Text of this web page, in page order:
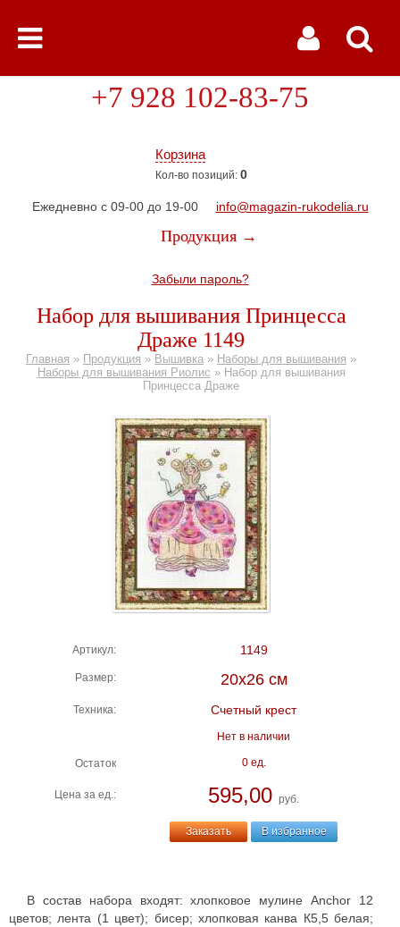
Корзина
Кол-во позиций: 0
+7 928 102-83-75
Ежедневно с 09-00 до 19-00 info@magazin-rukodelia.ru
Продукция →
Забыли пароль?
Набор для вышивания Принцесса
Драже 1149
Главная » Продукция » Вышивка » Наборы для вышивания »
Наборы для вышивания Риолис » Набор для вышивания
Принцесса Драже
Артикул: 1149
Размер: 20х26 см
Техника: Счетный крест
Нет в наличии
Остаток 0 ед.
Цена за ед.: 595,00 руб.
Заказать В избранное
В состав набора входят: хлопковое мулине Anchor 12
цветов; лента (1 цвет); бисер; хлопковая канва К5,5 белая;